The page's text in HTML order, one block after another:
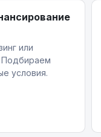
или
Подбираем
условия.